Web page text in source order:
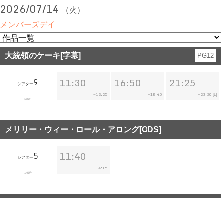
2026/07/14
（火）
メンバーズデイ
大統領のケーキ[字幕] PG12
シアター9
105分
11:30
~13:25
16:50
~18:45
21:25
~ 23:20 [L]
メリリー・ウィー・ロール・アロング[ODS]
シアター5
145分
11:40
~ 14:15